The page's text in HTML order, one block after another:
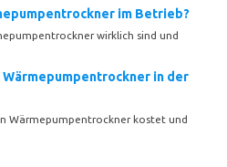
im Betrieb?
wirklich sind und
in der
Wärmepumpentrockner kostet und